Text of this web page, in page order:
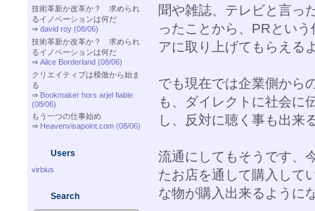
技術革新か改革か？ 求められ
るイノベーションは何だ
⇒ david roy (08/06)
技術革新か改革か？ 求められ
るイノベーションは何だ
⇒ Alice Borderland (08/06)
クリエイティブは模倣から始ま
る
⇒ Bookmaker hors arjel fiable
(08/06)
もう一つの仕事始め
⇒ Heavenvisapoint.com (08/06)
Users
virbius
Search
聞や雑誌、テレビと言っ
ったことから、PRとい
アに取り上げてもらえる
でも現在では企業側から
も、ダイレクトに社会に
し、反対に聴く事も出来
流通にしてもそうです、
たお店を通して購入して
な物が購入出来るように